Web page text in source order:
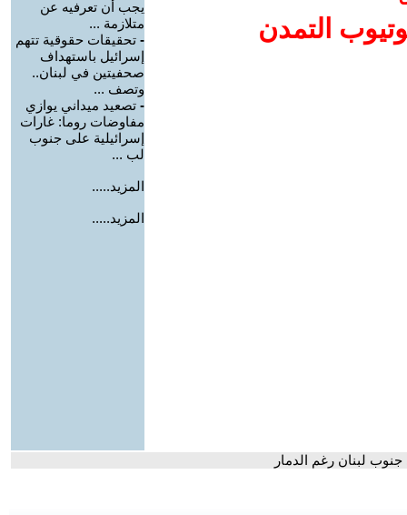
التمدن
يجب أن تعرفيه عن
متلازمة ...
- تحقيقات حقوقية تتهم
إسرائيل باستهداف
صحفيتين في لبنان..
وتصف ...
- تصعيد ميداني يوازي
مفاوضات روما: غارات
إسرائيلية على جنوب
لب ...
المزيد.....
المزيد.....
لبنان رغم الدمار